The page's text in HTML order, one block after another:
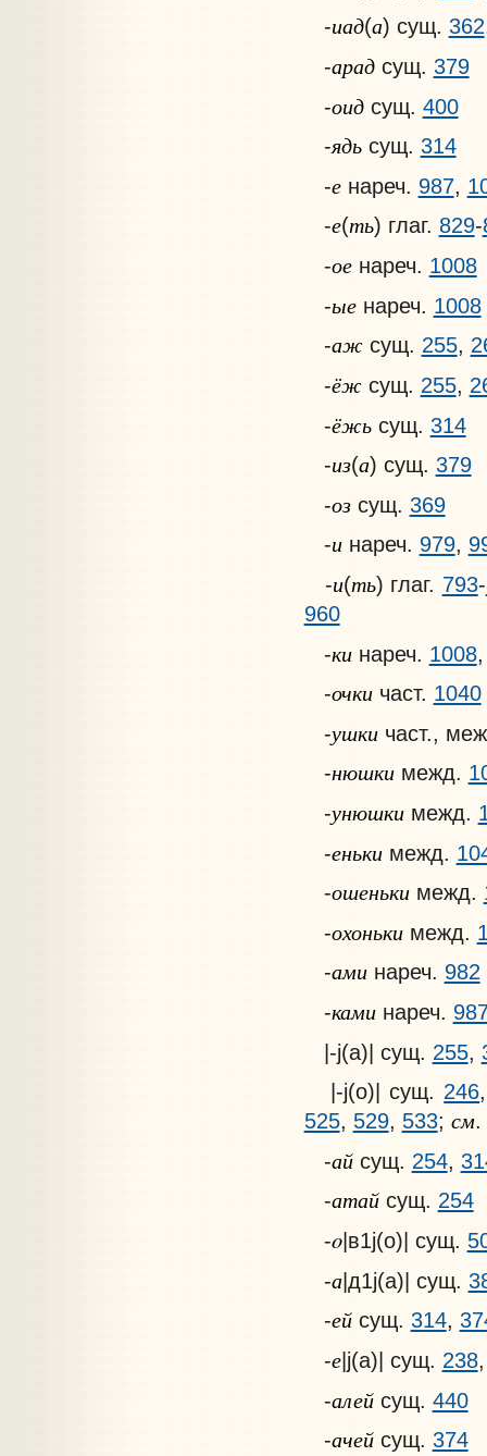
-иад(а) сущ. 362
-арадсущ. 379
-оидсущ. 400
-ядьсущ. 314
-енареч. 987,
-е(ть) глаг. 829-
-оенареч. 1008
-ыенареч. 1008
-ажсущ. 255,
-ёжсущ. 255,
-ёжьсущ. 314
-из(а) сущ. 379
-озсущ. 369
-инареч. 979,
-и(ть) глаг. 793-
960
-кинареч. 1008
-очкичаст. 1040
-ушкичаст.,
-нюшкимежд.
-унюшкимежд.
-енькимежд.
-ошенькимежд.
-охонькимежд.
-аминареч. 982
-каминареч.
|-j(a)| сущ. 255,
|-j(o)| сущ. 246
525, 529, 533; см.
-айсущ. 254,
-атайсущ. 254
-o|в1j(o)| сущ.
-а|д1j(a)| сущ.
-ейсущ. 314,
-е|j(а)| сущ. 238
-алейсущ. 440
-ачейсущ. 374